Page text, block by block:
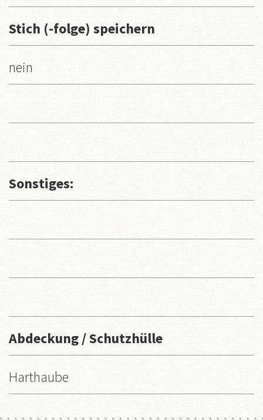
Stich (-folge) speichern
nein
Sonstiges:
Abdeckung / Schutzhülle
Harthaube